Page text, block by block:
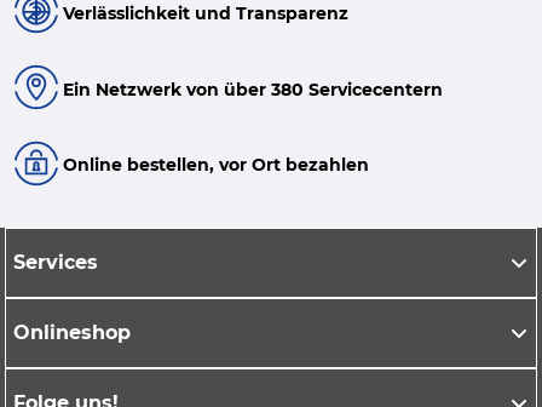
Verlässlichkeit und Transparenz
Ein Netzwerk von über 380 Servicecentern
Online bestellen, vor Ort bezahlen
Services
Onlineshop